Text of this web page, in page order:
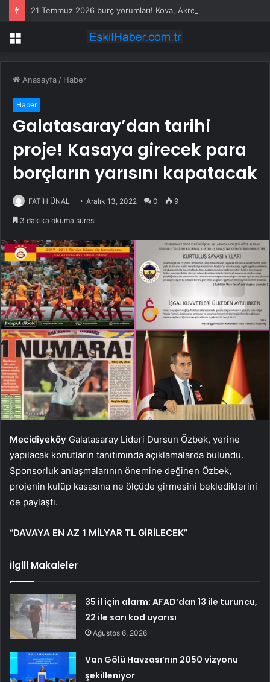
Menü
Anasayfa / Haber
Haber
Galatasaray’dan tarihi
proje! Kasaya girecek para
borçların yarısını kapatacak
FATİH ÜNAL Aralık 13, 2022 0 9
3 dakika okuma süresi
Mecidiyeköy Galatasaray Lideri Dursun Özbek, yerine
yapılacak konutların tanıtımında açıklamalarda bulundu.
Sponsorluk anlaşmalarının önemine değinen Özbek,
projenin kulüp kasasına ne ölçüde girmesini beklediklerini
de paylaştı.
“DAVAYA EN AZ 1 MİLYAR TL GİRİLECEK”
İlgili Makaleler
35 il için alarm: AFAD’dan 13 ile turuncu,
22 ile sarı kod uyarısı
Ağustos 6, 2026
Van Gölü Havzası’nın 2050 vizyonu
şekilleniyor